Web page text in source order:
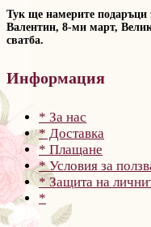
Тук ще намерите подаръци
Валентин, 8-ми март,
сватба.
Информация
* За нас
* Доставка
* Плащане
* Условия за
* Защита на
*